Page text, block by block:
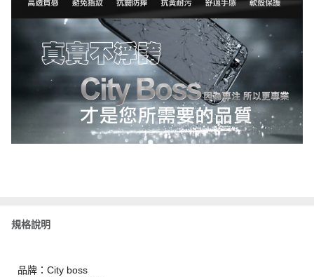
規格說明
品牌：City boss